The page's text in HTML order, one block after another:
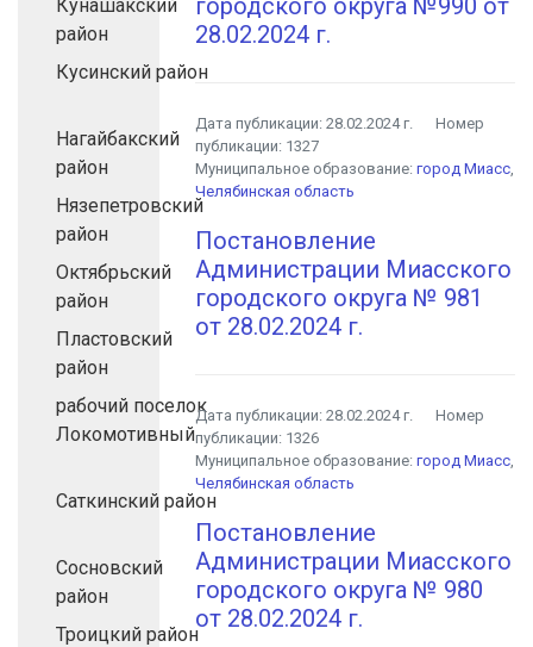
Кунашакский
район
Кусинский район
Нагайбакский
район
Нязепетровский
район
Октябрьский
район
Пластовский
район
рабочий поселок
Локомотивный
Саткинский район
Сосновский
район
Троицкий район
городского округа №990 от
28.02.2024 г.
Дата публикации:28.02.2024 г.
Номер
публикации: 1327
Муниципальное образование:город Миасс,
Челябинская область
Постановление
Администрации Миасского
городского округа № 981
от 28.02.2024 г.
Дата публикации:28.02.2024 г.
Номер
публикации: 1326
Муниципальное образование:город Миасс,
Челябинская область
Постановление
Администрации Миасского
городского округа № 980
от 28.02.2024 г.